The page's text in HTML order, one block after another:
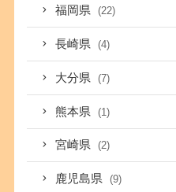
福岡県 (22)
長崎県 (4)
大分県 (7)
熊本県 (1)
宮崎県 (2)
鹿児島県 (9)